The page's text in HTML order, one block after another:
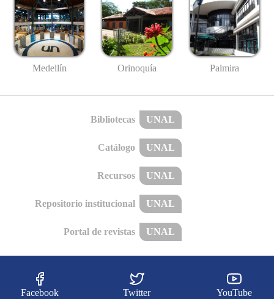
Medellín Orinoquía Palmira
Bibliotecas UNAL
Catálogo UNAL
Recursos UNAL
Repositorio institucional UNAL
Portal de revistas UNAL
Facebook Twitter YouTube